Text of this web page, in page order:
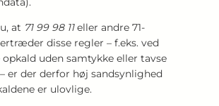
at 71 99 98 11eller andre 71-
disse regler – f.eks. ved
uden samtykke eller tavse
er der derfor høj sandsynlighed
er ulovlige.